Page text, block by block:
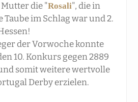
Mutter die "Rosali", die in
Taube im Schlag war und 2.
der Vorwoche konnte
10. Konkurs gegen 2889
somit weitere wertvolle
Derby erzielen.